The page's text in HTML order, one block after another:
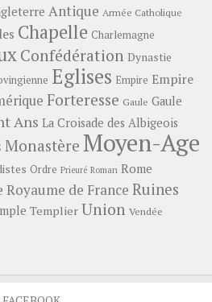
Antique Armée Catholique
Chapelle Charlemagne
Confédération Dynastie
Eglises Empire Empire
Forteresse Gaule Gaule
Ans La Croisade des Albigeois
Monastère Moyen-Age
Ordre Prieuré Roman Rome
Royaume de France Ruines
Templier Union Vendée